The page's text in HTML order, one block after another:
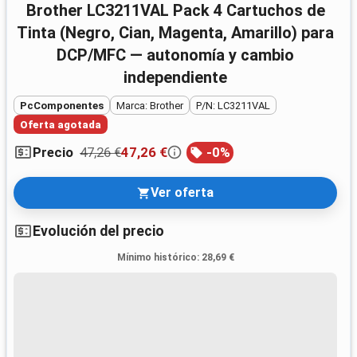
Brother LC3211VAL Pack 4 Cartuchos de
Tinta (Negro, Cian, Magenta, Amarillo) para
DCP/MFC — autonomía y cambio
independiente
PcComponentes Marca: Brother
P/N: LC3211VAL
Oferta agotada
Precio 47,26 €47,26 € -0%
Ver oferta
Evolución del precio
Mínimo histórico: 28,69 €